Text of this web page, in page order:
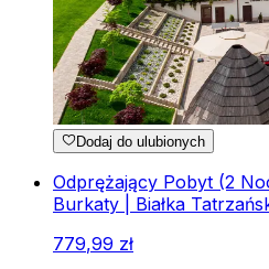
Dodaj do ulubionych
Odprężający Pobyt (2
Burkaty | Białka
779,99 zł